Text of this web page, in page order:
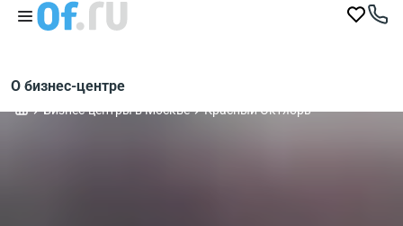
О бизнес-центре
Бизнес-центры в Москве Красный Октябрь